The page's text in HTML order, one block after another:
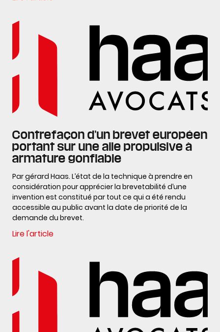
Contrefaçon d'un brevet européen
portant sur une aile propulsive à
armature gonflable
Par gérard Haas. L’état de la technique à prendre en
considération pour apprécier la brevetabilité d’une
invention est constitué par tout ce qui a été rendu
accessible au public avant la date de priorité de la
demande du brevet.
Lire l'article